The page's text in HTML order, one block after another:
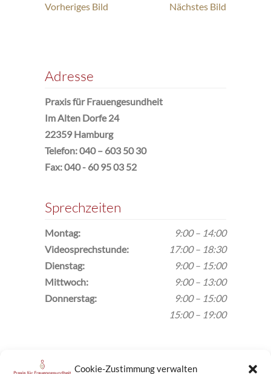
Cookie-Zustimmung verwalten
Vorheriges Bild Nächstes Bild
Adresse
Praxis für Frauengesundheit
Im Alten Dorfe 24
22359 Hamburg
Telefon: 040 – 603 50 30
Fax: 040 - 60 95 03 52
Sprechzeiten
Montag:
9:00 – 14:00
Video­sprechstunde:
17:00 – 18:30
Dienstag:
9:00 – 15:00
Mittwoch:
9:00 – 13:00
Donnerstag:
9:00 – 15:00
15:00 – 19:00